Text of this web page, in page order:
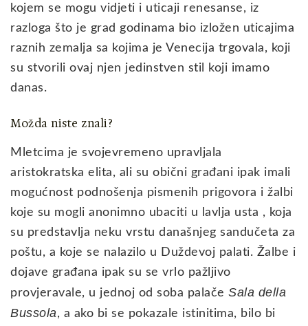
kojem se mogu vidjeti i uticaji renesanse, iz
razloga što je grad godinama bio izložen uticajima
raznih zemalja sa kojima je Venecija trgovala, koji
su stvorili ovaj njen jedinstven stil koji imamo
danas.
Možda niste znali?
Mletcima je svojevremeno upravljala
aristokratska elita, ali su obični građani ipak imali
mogućnost podnošenja pismenih prigovora i žalbi
koje su mogli anonimno ubaciti u lavlja usta , koja
su predstavlja neku vrstu današnjeg sandučeta za
poštu, a koje se nalazilo u Duždevoj palati. Žalbe i
dojave građana ipak su se vrlo pažljivo
provjeravale, u jednoj od soba palače Sala della
Bussola, a ako bi se pokazale istinitima, bilo bi